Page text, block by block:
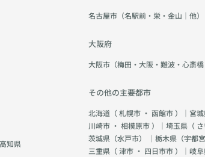
高知県
名古屋市（名駅前・栄・金山｜他）
大阪府
大阪市（梅田・大阪・難波・心斎橋
その他の主要都市
北海道（札幌市 ・ 函館市）｜宮
川崎市 ・ 相模原市）｜埼玉県（
茨城県（水戸市） ｜栃木県（宇都
三重県（津市 ・ 四日市市）｜岐